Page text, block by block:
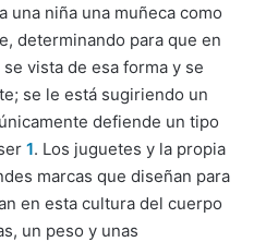
una niña una muñeca como
determinando para que en
vista de esa forma y se
se le está sugiriendo un
defiende un tipo
1. Los juguetes y la propia
marcas que diseñan para
en esta cultura del cuerpo
un peso y unas